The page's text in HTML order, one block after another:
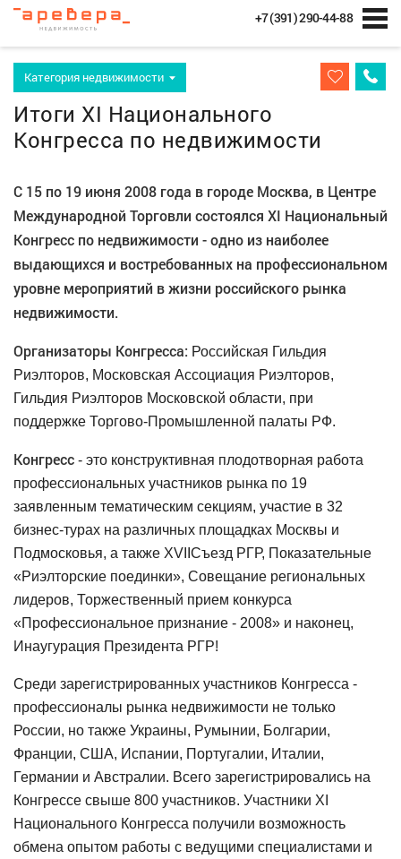
+7 (391) 290-44-88
Категория недвижимости
Итоги XI Национального
Конгресса по недвижимости
С 15 по 19 июня 2008 года в городе Москва, в Центре
Международной Торговли состоялся XI Национальный
Конгресс по недвижимости - одно из наиболее
выдающихся и востребованных на профессиональном
уровне мероприятий в жизни российского рынка
недвижимости.
Организаторы Конгресса: Российская Гильдия
Риэлторов, Московская Ассоциация Риэлторов,
Гильдия Риэлторов Московской области, при
поддержке Торгово-Промышленной палаты РФ.
Конгресс - это конструктивная плодотворная работа
профессиональных участников рынка по 19
заявленным тематическим секциям, участие в 32
бизнес-турах на различных площадках Москвы и
Подмосковья, а также ХVII Cъезд РГР, Показательные
«Риэлторские поединки», Совещание региональных
лидеров, Торжественный прием конкурса
«Профессиональное признание - 2008» и наконец,
Инаугурация Президента РГР!
Среди зарегистрированных участников Конгресса -
профессионалы рынка недвижимости не только
России, но также Украины, Румынии, Болгарии,
Франции, США, Испании, Португалии, Италии,
Германии и Австралии. Всего зарегистрировались на
Конгрессе свыше 800 участников. Участники XI
Национального Конгресса получили возможность
обмена опытом работы с ведущими специалистами и